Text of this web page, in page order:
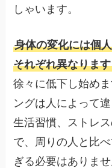
しゃいます。
身体の変化には個
それぞれ異なります
徐々に低下し始め
ングは人によって
生活習慣、ストレ
で、周りの人と比
ぎる必要はありませ